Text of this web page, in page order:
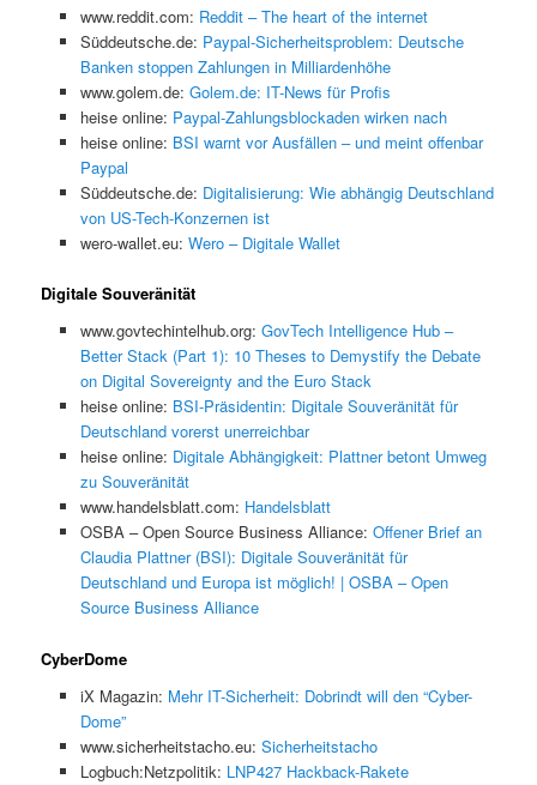
www.reddit.com: Reddit – The heart of the internet
Süddeutsche.de: Paypal-Sicherheitsproblem: Deutsche
Banken stoppen Zahlungen in Milliardenhöhe
www.golem.de: Golem.de: IT-News für Profis
heise online: Paypal-Zahlungsblockaden wirken nach
heise online: BSI warnt vor Ausfällen – und meint offenbar
Paypal
Süddeutsche.de: Digitalisierung: Wie abhängig Deutschland
von US-Tech-Konzernen ist
wero-wallet.eu: Wero – Digitale Wallet
Digitale Souveränität
www.govtechintelhub.org: GovTech Intelligence Hub –
Better Stack (Part 1): 10 Theses to Demystify the Debate
on Digital Sovereignty and the Euro Stack
heise online: BSI-Präsidentin: Digitale Souveränität für
Deutschland vorerst unerreichbar
heise online: Digitale Abhängigkeit: Plattner betont Umweg
zu Souveränität
www.handelsblatt.com: Handelsblatt
OSBA – Open Source Business Alliance: Offener Brief an
Claudia Plattner (BSI): Digitale Souveränität für
Deutschland und Europa ist möglich! | OSBA – Open
Source Business Alliance
CyberDome
iX Magazin: Mehr IT-Sicherheit: Dobrindt will den “Cyber-
Dome”
www.sicherheitstacho.eu: Sicherheitstacho
Logbuch:Netzpolitik: LNP427 Hackback-Rakete